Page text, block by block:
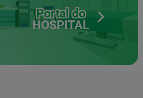
Portal do
HOSPITAL